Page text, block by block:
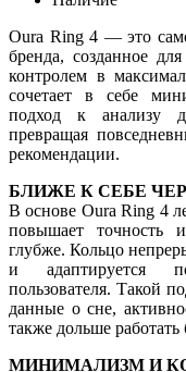
Oura Ring 4 — это
бренда, созданное
контролем в
сочетает в себе
подход к анализу
превращая
рекомендации.
БЛИЖЕ К СЕБЕ
В основе Oura Ring 4
повышает точность
глубже. Кольцо
и адаптируется
пользователя. Такой
данные о сне,
также дольше работать
МИНИМАЛИЗМ И